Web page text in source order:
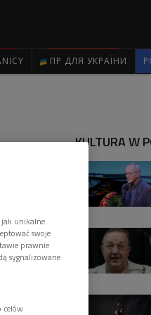
ПР ДЛЯ УКРАЇНИ
KULTURA W
unikalne
swoje
prawnie
sygnalizowane
celów